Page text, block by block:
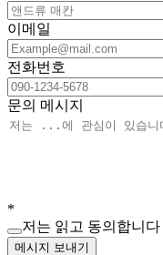
이메일
전화번호
문의 메시지
*
저는 읽고 동의합니다
메시지 보내기